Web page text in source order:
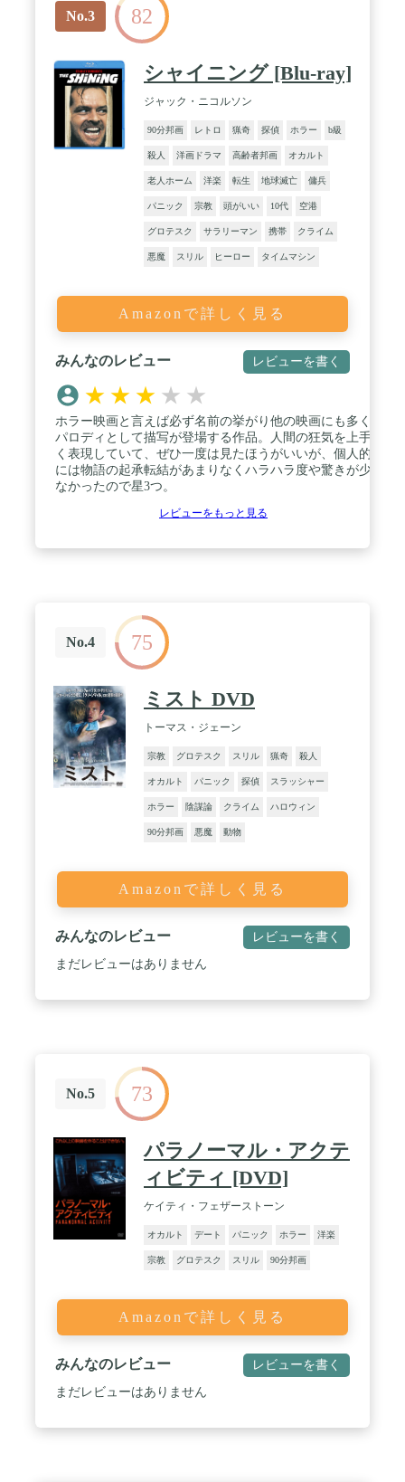
No.3 82
シャイニング [Blu-ray]
ジャック・ニコルソン
90分邦画 レトロ 猟奇 探偵 ホラー b級
殺人 洋画ドラマ 高齢者邦画 オカルト
老人ホーム 洋楽 転生 地球滅亡 傭兵
パニック 宗教 頭がいい 10代 空港
グロテスク サラリーマン 携帯 クライム
悪魔 スリル ヒーロー タイムマシン
Amazonで詳しく見る
みんなのレビュー レビューを書く
★ ★ ★ ★ ★
ホラー映画と言えば必ず名前の挙がり他の映画にも多く
パロディとして描写が登場する作品。人間の狂気を上手
く表現していて、ぜひ一度は見たほうがいいが、個人的
には物語の起承転結があまりなくハラハラ度や驚きが少
なかったので星3つ。
レビューをもっと見る
No.4 75
ミスト DVD
トーマス・ジェーン
宗教 グロテスク スリル 猟奇 殺人
オカルト パニック 探偵 スラッシャー
ホラー 陰謀論 クライム ハロウィン
90分邦画 悪魔 動物
Amazonで詳しく見る
みんなのレビュー レビューを書く
まだレビューはありません
No.5 73
パラノーマル・アクテ
ィビティ [DVD]
ケイティ・フェザーストーン
オカルト デート パニック ホラー 洋楽
宗教 グロテスク スリル 90分邦画
Amazonで詳しく見る
みんなのレビュー レビューを書く
まだレビューはありません